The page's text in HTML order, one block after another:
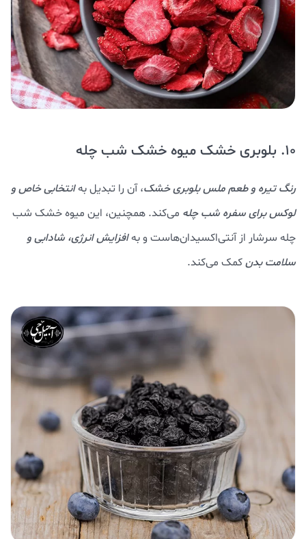
10. بلوبری خشک میوه خشک شب چله
رنگ تیره و طعم ملس بلوبری خشک، آن را تبدیل بهانتخابی خاص و
لوکس برای سفره شب چله می‌کند. همچنین، این میوه خشک شب
چله سرشار از آنتی‌اکسیدان‌هاست و بهافزایش انرژی، شادابی و
سلامت بدنکمک می‌کند.